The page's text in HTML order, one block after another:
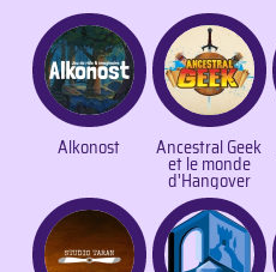
Alkonost Ancestral Geek
et le monde
d'Hangover